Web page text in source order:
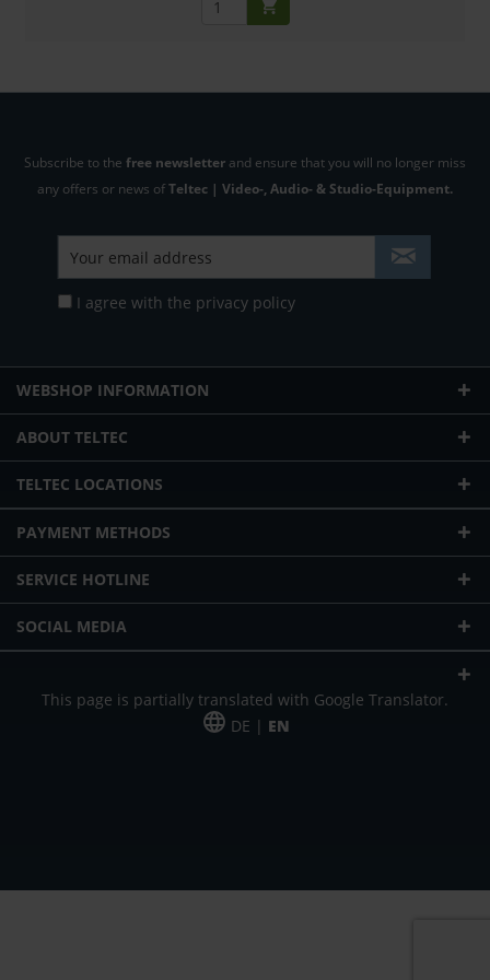
Subscribe to the free newsletter and ensure that you will no longer miss
any offers or news ofTeltec | Video-, Audio- & Studio-Equipment.
I agree with the privacy policy
WEBSHOP INFORMATION
ABOUT TELTEC
TELTEC LOCATIONS
PAYMENT METHODS
SERVICE HOTLINE
SOCIAL MEDIA
This page is partially translated with Google Translator.
DE | EN